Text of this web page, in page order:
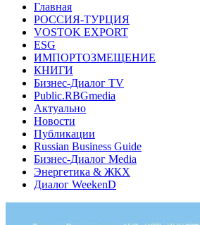
Главная
РОССИЯ-ТУРЦИЯ
VOSTOK EXPORT
ESG
ИМПОРТОЗМЕЩЕНИЕ
КНИГИ
Бизнес-Диалог TV
Public.RBGmedia
Актуально
Новости
Публикации
Russian Business Guide
Бизнес-Диалог Media
Энергетика & ЖКХ
Диалог WeekenD